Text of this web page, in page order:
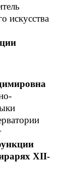
искусства
ΧΙΙ-